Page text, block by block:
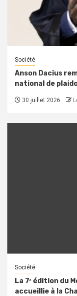
Société
Anson Dacius
national de
30 juillet 2026
Société
La 7ᵉ édition du
accueillie à la